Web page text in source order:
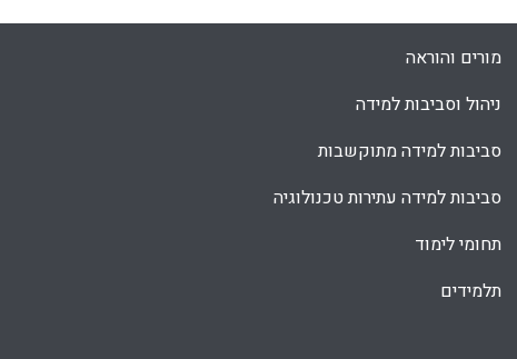
מורים והוראה
ניהול וסביבות למידה
סביבות למידה מתוקשבות
סביבות למידה עתירות טכנולוגיה
תחומי לימוד
תלמידים